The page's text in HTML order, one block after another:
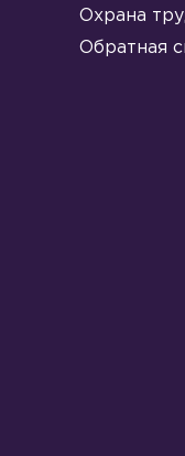
Охрана
Обратная